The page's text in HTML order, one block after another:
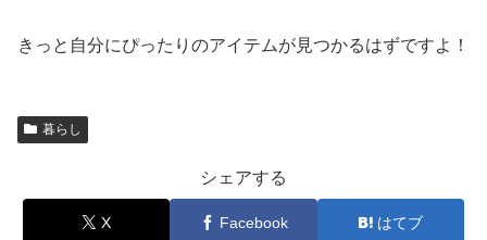
きっと自分にぴったりのアイテムが見つかるはずですよ！
暮らし
シェアする
X Facebook はてブ